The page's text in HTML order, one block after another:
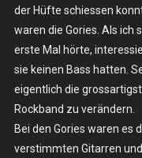
der Hüfte schiessen
waren die Gories. Als ich
erste Mal hörte,
sie keinen Bass hatten.
eigentlich die
Rockband zu verändern.
Bei den Gories waren es
verstimmten Gitarren